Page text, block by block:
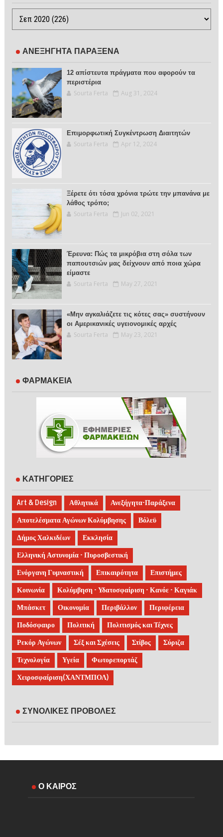
ΑΝΕΞΗΓΗΤΑ ΠΑΡΑΞΕΝΑ
12 απίστευτα πράγματα που αφορούν τα
περιστέρια
Sourta Ferta Aug 31, 2024
Επιμορφωτική Συγκέντρωση Διαιτητών
Sourta Ferta Apr 12, 2024
Ξέρετε ότι τόσα χρόνια τρώτε την μπανάνα με
λάθος τρόπο;
Sourta Ferta Jun 02, 2021
Έρευνα: Πώς τα μικρόβια στη σόλα των
παπουτσιών μας δείχνουν από ποια χώρα
είμαστε
Sourta Ferta May 27, 2021
«Μην αγκαλιάζετε τις κότες σας» συστήνουν
οι Αμερικανικές υγειονομικές αρχές
Sourta Ferta May 23, 2021
ΦΑΡΜΑΚΕΙΑ
ΚΑΤΗΓΟΡΙΕΣ
Art & Design Αθλητικά Ανεξήγητα-Παράξενα
Αποτελέσματα Αγώνων Κολύμβησης Βόλεϋ
Δήμος Χαλκιδέων Εκκλησία
Ελληνική Αστυνομία - Πυροσβεστική
Ενόργανη Γυμναστική Επικαιρότητα Επιστήμες
Κοινωνία Κολύμβηση - Υδατοσφαίριση - Κανόε - Καγιάκ
Μπάσκετ Οικονομία Περιβάλλον Περιφέρεια
Ποδόσφαιρο Πολιτική Πολιτισμός και Τέχνες
Ρεκόρ Αγώνων Σέξ και Σχέσεις Στίβος Σύριζα
Τεχνολογία Υγεία Φωτορεπορτάζ
Χειροσφαίριση(ΧΑΝΤΜΠΟΛ)
ΣΥΝΟΛΙΚΕΣ ΠΡΟΒΟΛΕΣ
Ο ΚΑΙΡΟΣ